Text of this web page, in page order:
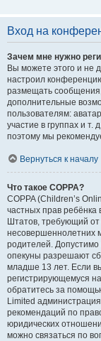
Вход на
Зачем мне нужно
Вы можете этого и не
настроил
размещать
дополнительные
пользователям:
участие в группах и т.
поэтому мы
Вернуться к началу
Что такое COPPA?
COPPA (Children’s
частных прав
Штатов, требующий
несовершеннолетних
родителей. Допустимо
опекуны разрешают
младше 13 лет. Если
регистрирующемуся
обратитесь за
Limited
рекомендаций по
юридических
можно связаться по